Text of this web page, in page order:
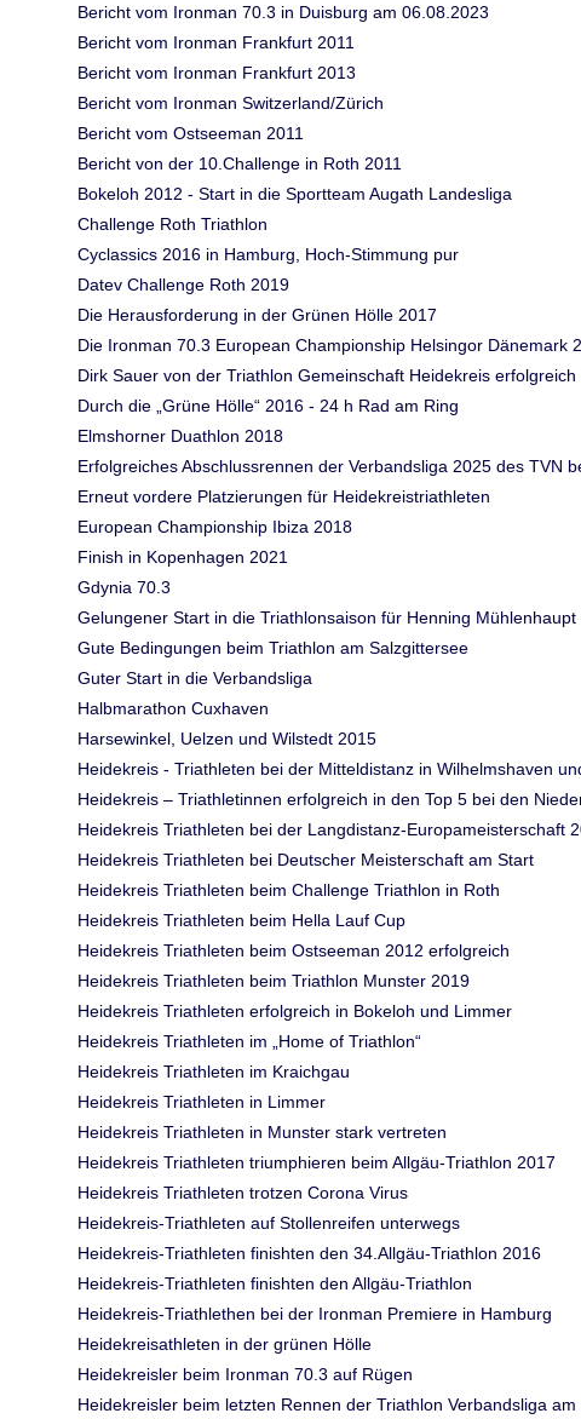
Bericht vom Ironman 70.3 in Duisburg am 06.08.2023
Bericht vom Ironman Frankfurt 2011
Bericht vom Ironman Frankfurt 2013
Bericht vom Ironman Switzerland/Zürich
Bericht vom Ostseeman 2011
Bericht von der 10.Challenge in Roth 2011
Bokeloh 2012 - Start in die Sportteam Augath Landesliga
Challenge Roth Triathlon
Cyclassics 2016 in Hamburg, Hoch-Stimmung pur
Datev Challenge Roth 2019
Die Herausforderung in der Grünen Hölle 2017
Die Ironman 70.3 European Championship Helsingor Dänemark
Dirk Sauer von der Triathlon Gemeinschaft Heidekreis
Durch die „Grüne Hölle“ 2016 - 24 h Rad am Ring
Elmshorner Duathlon 2018
Erfolgreiches Abschlussrennen der Verbandsliga 2025 des TVN
Erneut vordere Platzierungen für Heidekreistriathleten
European Championship Ibiza 2018
Finish in Kopenhagen 2021
Gdynia 70.3
Gelungener Start in die Triathlonsaison für Henning Mühlenhaupt
Gute Bedingungen beim Triathlon am Salzgittersee
Guter Start in die Verbandsliga
Halbmarathon Cuxhaven
Harsewinkel, Uelzen und Wilstedt 2015
Heidekreis - Triathleten bei der Mitteldistanz in Wilhelmshaven
Heidekreis – Triathletinnen erfolgreich in den Top 5 bei den
Heidekreis Triathleten bei der Langdistanz-Europameisterschaft
Heidekreis Triathleten bei Deutscher Meisterschaft am Start
Heidekreis Triathleten beim Challenge Triathlon in Roth
Heidekreis Triathleten beim Hella Lauf Cup
Heidekreis Triathleten beim Ostseeman 2012 erfolgreich
Heidekreis Triathleten beim Triathlon Munster 2019
Heidekreis Triathleten erfolgreich in Bokeloh und Limmer
Heidekreis Triathleten im „Home of Triathlon“
Heidekreis Triathleten im Kraichgau
Heidekreis Triathleten in Limmer
Heidekreis Triathleten in Munster stark vertreten
Heidekreis Triathleten triumphieren beim Allgäu-Triathlon 2017
Heidekreis Triathleten trotzen Corona Virus
Heidekreis-Triathleten auf Stollenreifen unterwegs
Heidekreis-Triathleten finishten den 34.Allgäu-Triathlon 2016
Heidekreis-Triathleten finishten den Allgäu-Triathlon
Heidekreis-Triathlethen bei der Ironman Premiere in Hamburg
Heidekreisathleten in der grünen Hölle
Heidekreisler beim Ironman 70.3 auf Rügen
Heidekreisler beim letzten Rennen der Triathlon Verbandsliga am